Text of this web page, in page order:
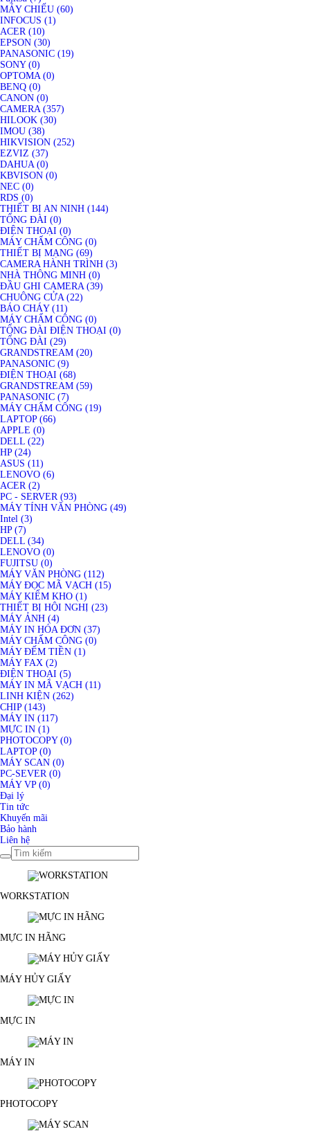
MÁY CHIẾU (60)
INFOCUS (1)
ACER (10)
EPSON (30)
PANASONIC (19)
SONY (0)
OPTOMA (0)
BENQ (0)
CANON (0)
CAMERA (357)
HILOOK (30)
IMOU (38)
HIKVISION (252)
EZVIZ (37)
DAHUA (0)
KBVISON (0)
NEC (0)
RDS (0)
THIẾT BỊ AN NINH (144)
TỔNG ĐÀI (0)
ĐIỆN THOẠI (0)
MÁY CHẤM CÔNG (0)
THIẾT BỊ MẠNG (69)
CAMERA HÀNH TRÌNH (3)
NHÀ THÔNG MINH (0)
ĐẦU GHI CAMERA (39)
CHUÔNG CỬA (22)
BÁO CHÁY (11)
MÁY CHẤM CÔNG (0)
TỔNG ĐÀI ĐIỆN THOẠI (0)
TỔNG ĐÀI (29)
GRANDSTREAM (20)
PANASONIC (9)
ĐIỆN THOẠI (68)
GRANDSTREAM (59)
PANASONIC (7)
MÁY CHẤM CÔNG (19)
LAPTOP (66)
APPLE (0)
DELL (22)
HP (24)
ASUS (11)
LENOVO (6)
ACER (2)
PC - SERVER (93)
MÁY TÍNH VĂN PHÒNG (49)
Intel (3)
HP (7)
DELL (34)
LENOVO (0)
FUJITSU (0)
MÁY VĂN PHÒNG (112)
MÁY ĐỌC MÃ VẠCH (15)
MÁY KIỂM KHO (1)
THIẾT BỊ HỘI NGHỊ (23)
MÁY ẢNH (4)
MÁY IN HÓA ĐƠN (37)
MÁY CHẤM CÔNG (0)
MÁY ĐẾM TIỀN (1)
MÁY FAX (2)
ĐIỆN THOẠI (5)
MÁY IN MÃ VẠCH (11)
LINH KIỆN (262)
CHIP (143)
MÁY IN (117)
MỰC IN (1)
PHOTOCOPY (0)
LAPTOP (0)
MÁY SCAN (0)
PC-SEVER (0)
MÁY VP (0)
Đại lý
Tin tức
Khuyến mãi
Bảo hành
Liên hệ
WORKSTATION
MỰC IN HÃNG
MÁY HỦY GIẤY
MỰC IN
MÁY IN
PHOTOCOPY